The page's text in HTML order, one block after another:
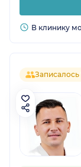
В клинику
Записалось